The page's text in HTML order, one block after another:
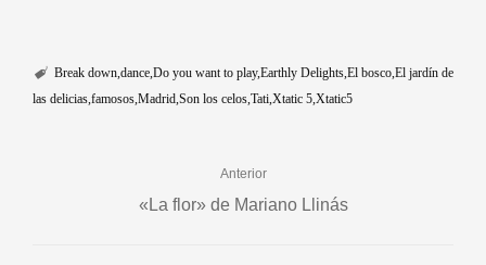
Break down dance Do you want to play Earthly Delights El bosco El jardín de
las delicias famosos Madrid Son los celos Tati Xtatic 5 Xtatic5
Anterior
«La flor» de Mariano Llinás